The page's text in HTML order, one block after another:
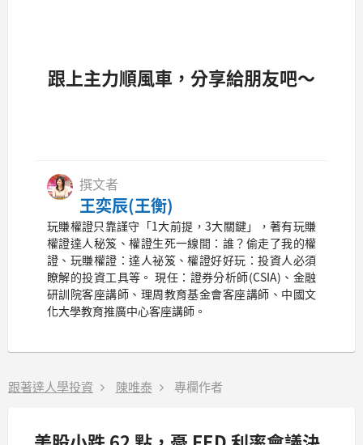
跟上主力順風車，分享給朋友吧～
撰文者
王奕辰(王衡)
玩賺權證只靠謹守「1大前提，3大關鍵」，著有玩賺
權證達人秘笈、權證生死一線間：誰？偷走了我的權
證、玩賺權證：達人祕笈、權證好好玩：投資人必須
瞭解的投資工具等。 現任：證券分析師(CSIA)、金融
研訓院客座講師、理周教育基金會客座講師、中國文
化大學教育推廣中心客座講師。
跟著達人學投資 陳唯泰 專欄作者